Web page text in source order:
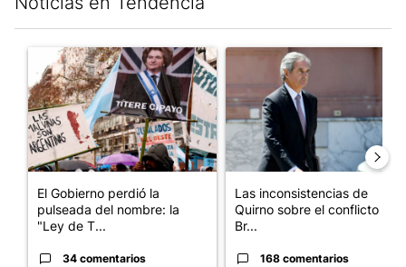
Un artículo de tendencia con el título "El Gobierno perdió la
El Gobierno perdió la
pulseada del nombre: la
"Ley de T...
34 comentarios
Un artículo de tendencia con
Las inconsistencias de
Quirno sobre el conflicto con
Br...
168 comentarios